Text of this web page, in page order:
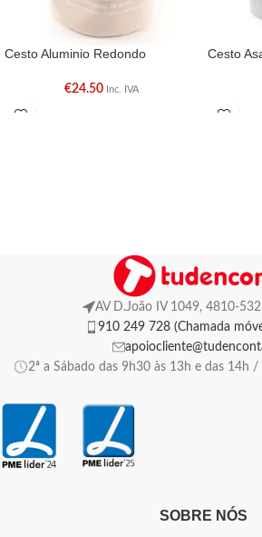
Cesto Aluminio Redondo
€24.50 Inc. IVA
Cesto
AV D.João IV 1049, 4810-
910 249 728 (Chamada
2ª a Sábado das 9h30 às 13h e das 14h
SOBRE NÓS